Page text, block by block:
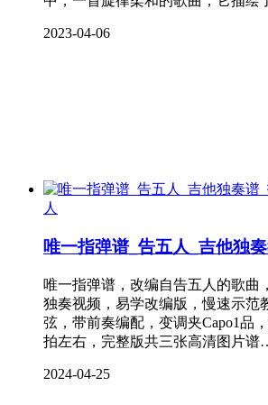
2023-04-06
人
唯一指弹谱_告五人_吉他独
唯一指弹谱，改编自告五人的歌曲
独奏视频，易学改编版，慢速示范
弦，带前奏编配，变调夹Capo1品
拍左右，完整版共三张高清图片谱
2024-04-25